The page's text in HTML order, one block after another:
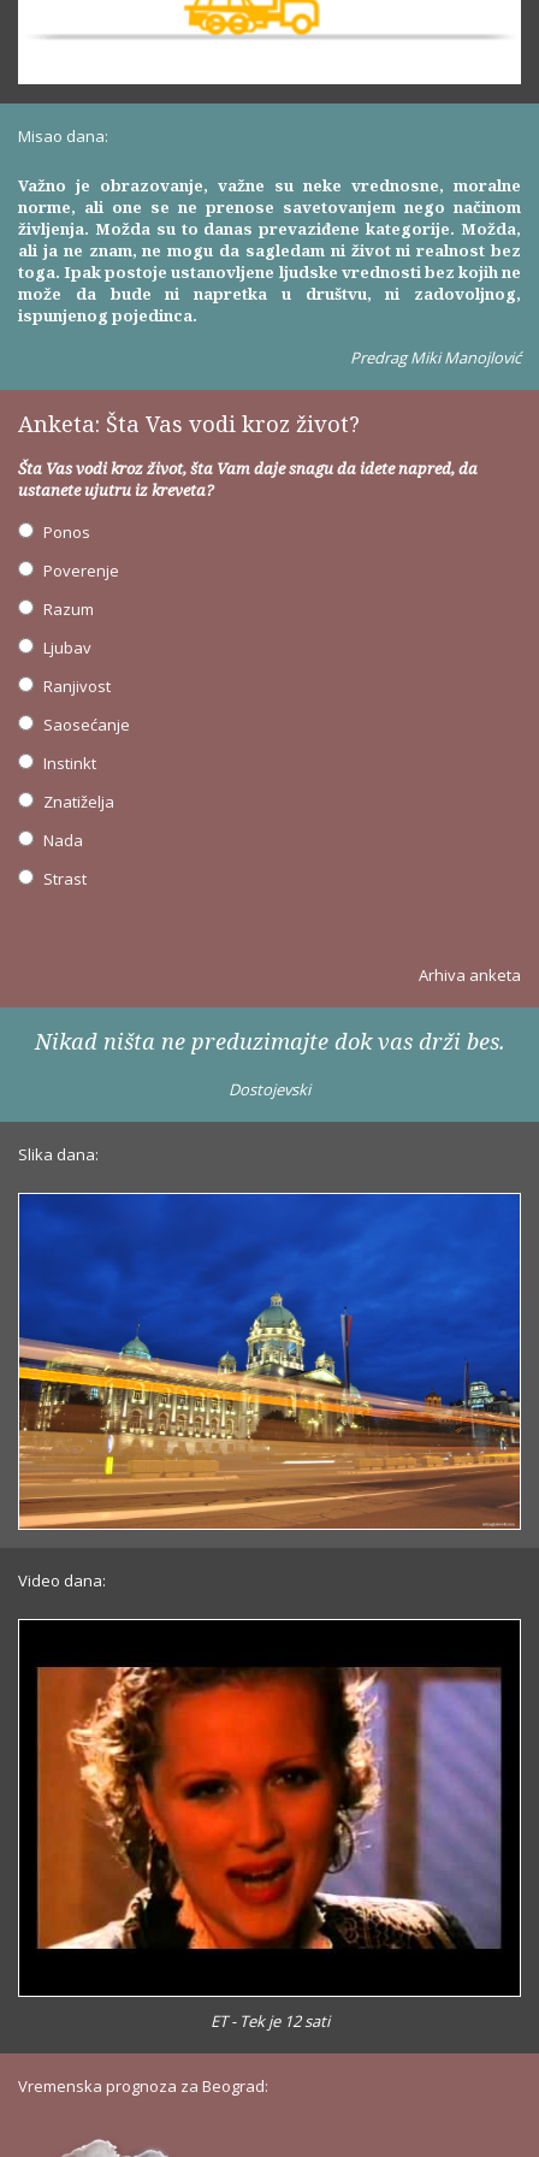
Misao dana:
Važno je obrazovanje, važne su neke vrednosne, moralne
norme, ali one se ne prenose savetovanjem nego načinom
življenja. Možda su to danas prevaziđene kategorije. Možda,
ali ja ne znam, ne mogu da sagledam ni život ni realnost bez
toga. Ipak postoje ustanovljene ljudske vrednosti bez kojih ne
može da bude ni napretka u društvu, ni zadovoljnog,
ispunjenog pojedinca.
Predrag Miki Manojlović
Anketa: Šta Vas vodi kroz život?
Šta Vas vodi kroz život, šta Vam daje snagu da idete napred, da
ustanete ujutru iz kreveta?
Ponos
Poverenje
Razum
Ljubav
Ranjivost
Saosećanje
Instinkt
Znatiželja
Nada
Strast
Arhiva anketa
Nikad ništa ne preduzimajte dok vas drži bes.
Dostojevski
Slika dana:
Video dana:
ET - Tek je 12 sati
Vremenska prognoza za Beograd: